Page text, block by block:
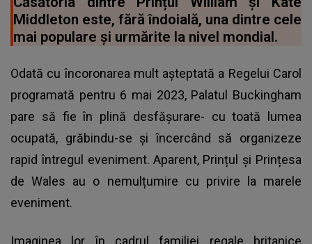
Middleton este, fără îndoială, una dintre cele
mai populare și urmărite la nivel mondial.
Odată cu încoronarea mult așteptată a Regelui Carol
programată pentru 6 mai 2023, Palatul Buckingham
pare să fie în plină desfășurare- cu toată lumea
ocupată, grăbindu-se și încercând să organizeze
rapid întregul eveniment. Aparent, Prințul și Prințesa
de Wales au o nemulțumire cu privire la marele
eveniment.
Imaginea lor în cadrul familiei regale britanice